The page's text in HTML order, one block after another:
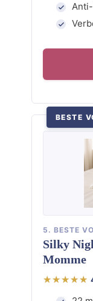
BESTE
5. BESTE
Silky
Momme